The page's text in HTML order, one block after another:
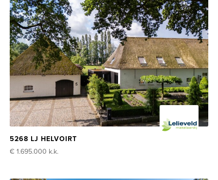
5268 LJ HELVOIRT
€ 1.695.000 k.k.